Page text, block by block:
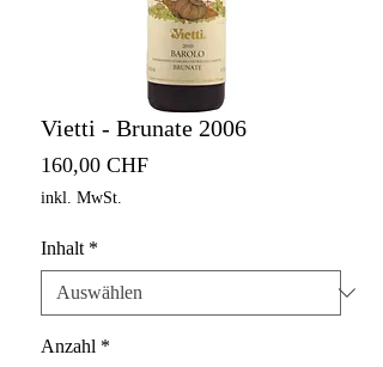
Vietti - Brunate 2006
160,00 CHFPreis
inkl. MwSt.
Inhalt *
Anzahl *